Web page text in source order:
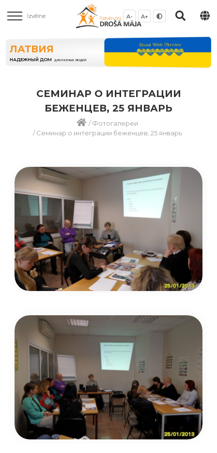
Izvēlne A- A+
ЛАТВИЯ
НАДЕЖНЫЙ ДОМ ДЛЯ РАЗНЫХ ЛЮДЕЙ
СЕМИНАР О ИНТЕГРАЦИИ
БЕЖЕНЦЕВ, 25 ЯНВАРЬ
/Фотогалереи
/Семинар о интеграции беженцев, 25 январь